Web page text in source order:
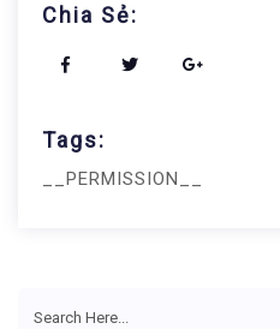
Chia Sẻ:
Tags:
__PERMISSION__